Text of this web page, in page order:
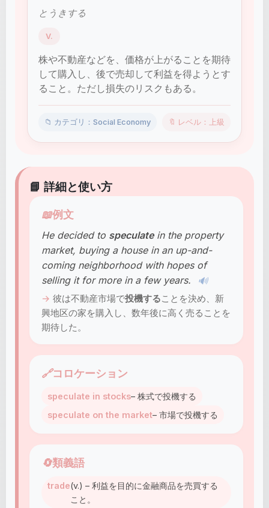
とうきする
V.
株や不動産などを、価格が上がることを期待
して購入し、後で売却して利益を得ようとす
ること。ただし損失のリスクもある。
📁 カテゴリ：Social Economy 🔖 レベル：上級
📘 詳細と使い方
📖例文
He decided to speculatein the property
market, buying a house in an up-and-
coming neighborhood with hopes of
selling it for more in a few years.
🔊
彼は不動産市場で投機することを決め、新
興地区の家を購入し、数年後に高く売ることを
期待した。
🔗コロケーション
speculate in stocks– 株式で投機する
speculate on the market– 市場で投機する
🔄類義語
trade(v.) – 利益を目的に金融商品を売買する
こと。